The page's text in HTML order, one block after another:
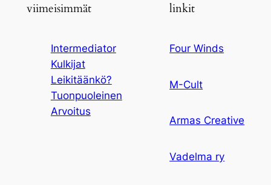
viimeisimmät
Intermediator
Kulkijat
Leikitäänkö?
Tuonpuoleinen
Arvoitus
linkit
Four Winds
M-Cult
Armas Creative
Vadelma ry